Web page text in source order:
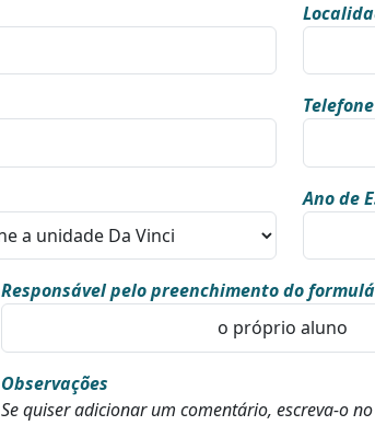
Ano de
Responsável pelo preenchimento do
Observações
Se quiser adicionar um comentário, escreva-o